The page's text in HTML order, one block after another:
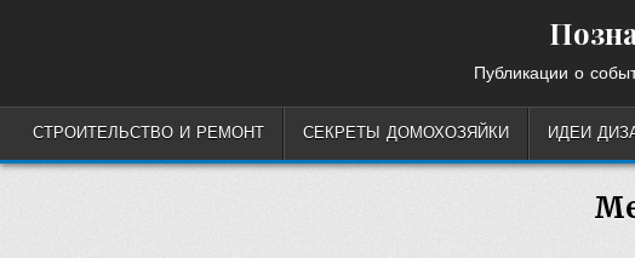
Публикации о
СТРОИТЕЛЬСТВО И РЕМОНТ СЕКРЕТЫ ДОМОХОЗЯЙКИ ИДЕИ